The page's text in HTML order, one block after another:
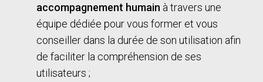
accompagnement humain à travers une
équipe dédiée pour vous former et vous
conseiller dans la durée de son utilisation afin
de faciliter la compréhension de ses
utilisateurs ;